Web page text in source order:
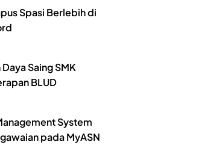
Spasi Berlebih di
Saing SMK
BLUD
System
pada MyASN